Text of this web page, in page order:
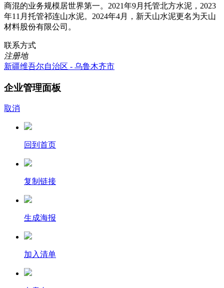
商混的业务规模居世界第一。2021年9月托管北方水泥，2023
年11月托管祁连山水泥。2024年4月，新天山水泥更名为天山
材料股份有限公司。
联系方式
注册地
新疆维吾尔自治区 - 乌鲁木齐市
企业管理面板
取消
回到首页
复制链接
生成海报
加入清单